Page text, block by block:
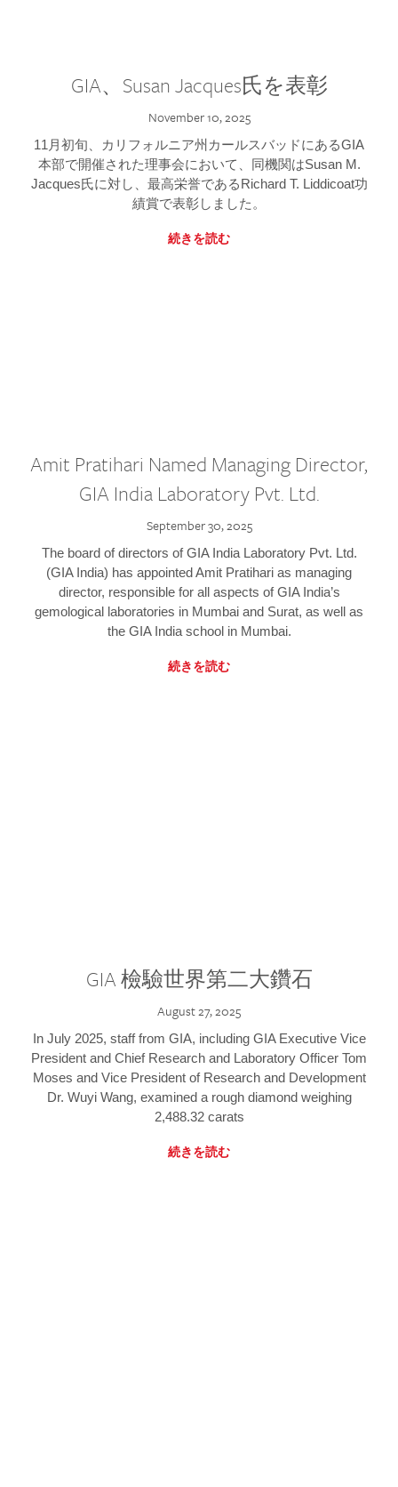
GIA、Susan Jacques氏を表彰
November 10, 2025
11月初旬、カリフォルニア州カールスバッドにあるGIA
本部で開催された理事会において、同機関はSusan M.
Jacques氏に対し、最高栄誉であるRichard T. Liddicoat功
績賞で表彰しました。
続きを読む
Amit Pratihari Named Managing Director,
GIA India Laboratory Pvt. Ltd.
September 30, 2025
The board of directors of GIA India Laboratory Pvt. Ltd.
(GIA India) has appointed Amit Pratihari as managing
director, responsible for all aspects of GIA India’s
gemological laboratories in Mumbai and Surat, as well as
the GIA India school in Mumbai.
続きを読む
GIA 檢驗世界第二大鑽石
August 27, 2025
In July 2025, staff from GIA, including GIA Executive Vice
President and Chief Research and Laboratory Officer Tom
Moses and Vice President of Research and Development
Dr. Wuyi Wang, examined a rough diamond weighing
2,488.32 carats
続きを読む